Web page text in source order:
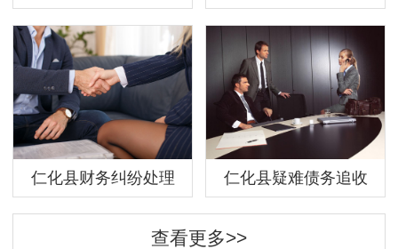
仁化县财务纠纷处理 仁化县疑难债务追收
查看更多>>